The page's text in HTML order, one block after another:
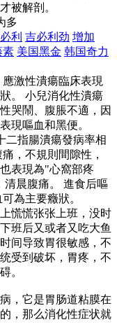
被解剖。
多
必利 吉必利劲 增加
素 美国黑金 韩国奇力
激性潰瘍臨床表現
。 小兒消化性潰瘍
哭鬧、腹脹不適，因
現嘔血和黑便。
二指腸潰瘍發病率相
，不規則間隙性，
表現為"心窩部疼
清晨腹痛。 進食后嘔
為主要癥狀。
慌慌张张上班，没时
班后又或者又吃大鱼
间导致胃很敏感，不
受到破坏，胃疼，不
。
，它是胃肠道粘膜在
，那么消化性症状就